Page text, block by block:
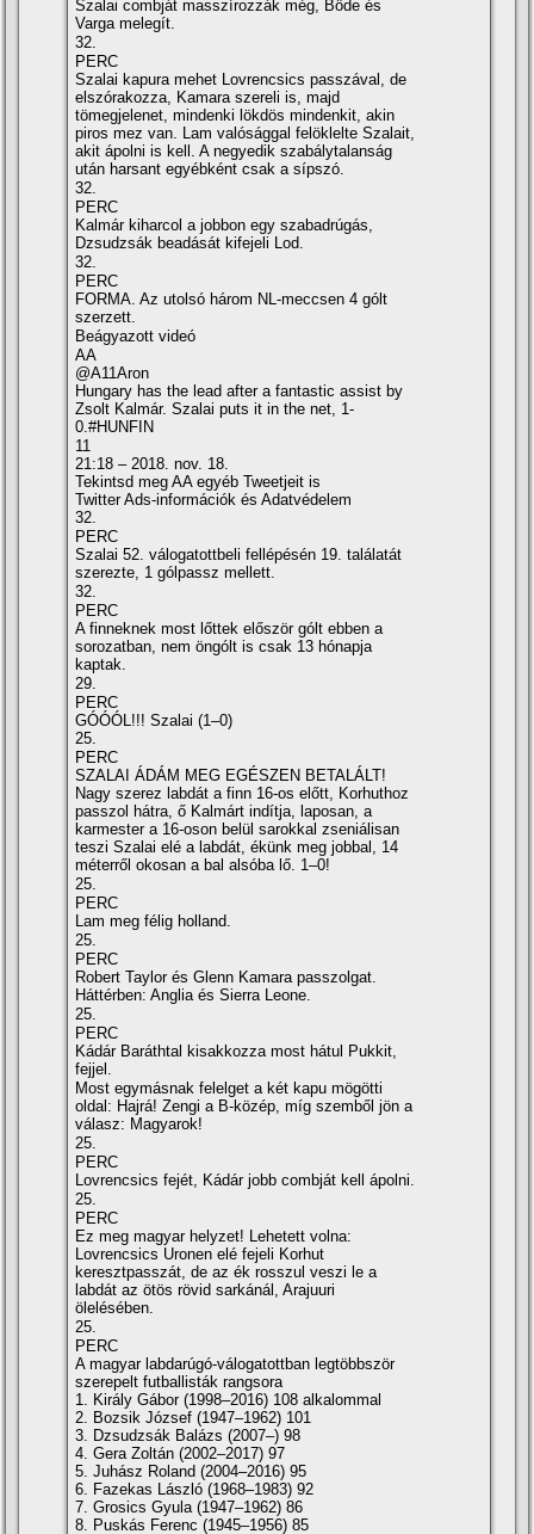
Szalai combját masszí­rozzák még, Böde és
Varga melegí­t.
32.
PERC
Szalai kapura mehet Lovrencsics passzával, de
elszórakozza, Kamara szereli is, majd
tömegjelenet, mindenki lökdös mindenkit, akin
piros mez van. Lam valósággal felöklelte Szalait,
akit ápolni is kell. A negyedik szabálytalanság
után harsant egyébként csak a sí­pszó.
32.
PERC
Kalmár kiharcol a jobbon egy szabadrúgás,
Dzsudzsák beadását kifejeli Lod.
32.
PERC
FORMA. Az utolsó három NL-meccsen 4 gólt
szerzett.
Beágyazott videó
AA
@A11Aron
Hungary has the lead after a fantastic assist by
Zsolt Kalmár. Szalai puts it in the net, 1-
0.#HUNFIN
11
21:18 – 2018. nov. 18.
Tekintsd meg AA egyéb Tweetjeit is
Twitter Ads-információk és Adatvédelem
32.
PERC
Szalai 52. válogatottbeli fellépésén 19. találatát
szerezte, 1 gólpassz mellett.
32.
PERC
A finneknek most lőttek először gólt ebben a
sorozatban, nem öngólt is csak 13 hónapja
kaptak.
29.
PERC
GÓÓÓL!!! Szalai (1–0)
25.
PERC
SZALAI ÁDÁM MEG EGÉSZEN BETALÁLT!
Nagy szerez labdát a finn 16-os előtt, Korhuthoz
passzol hátra, ő Kalmárt indí­tja, laposan, a
karmester a 16-oson belül sarokkal zseniálisan
teszi Szalai elé a labdát, ékünk meg jobbal, 14
méterről okosan a bal alsóba lő. 1–0!
25.
PERC
Lam meg félig holland.
25.
PERC
Robert Taylor és Glenn Kamara passzolgat.
Háttérben: Anglia és Sierra Leone.
25.
PERC
Kádár Baráthtal kisakkozza most hátul Pukkit,
fejjel.
Most egymásnak felelget a két kapu mögötti
oldal: Hajrá! Zengi a B-közép, mí­g szemből jön a
válasz: Magyarok!
25.
PERC
Lovrencsics fejét, Kádár jobb combját kell ápolni.
25.
PERC
Ez meg magyar helyzet! Lehetett volna:
Lovrencsics Uronen elé fejeli Korhut
keresztpasszát, de az ék rosszul veszi le a
labdát az ötös rövid sarkánál, Arajuuri
ölelésében.
25.
PERC
A magyar labdarúgó-válogatottban legtöbbször
szerepelt futballisták rangsora
1. Király Gábor (1998–2016) 108 alkalommal
2. Bozsik József (1947–1962) 101
3. Dzsudzsák Balázs (2007–) 98
4. Gera Zoltán (2002–2017) 97
5. Juhász Roland (2004–2016) 95
6. Fazekas László (1968–1983) 92
7. Grosics Gyula (1947–1962) 86
8. Puskás Ferenc (1945–1956) 85